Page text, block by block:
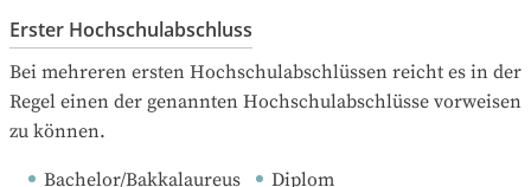
Erster Hochschulabschluss
Bei mehreren ersten Hochschulabschlüssen reicht es in der
Regel einen der genannten Hochschulabschlüsse vorweisen
zu können.
Bachelor/Bakkalaureus
Diplom